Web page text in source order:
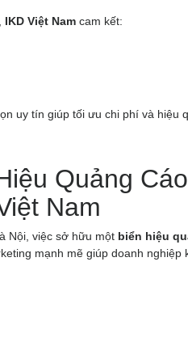
IKD Việt Nam cam kết:
uy tín giúp tối ưu chi phí và hiệu
Quảng Cáo
Nam
Nội, việc sở hữu một biển hiệu
mạnh mẽ giúp doanh nghiệp